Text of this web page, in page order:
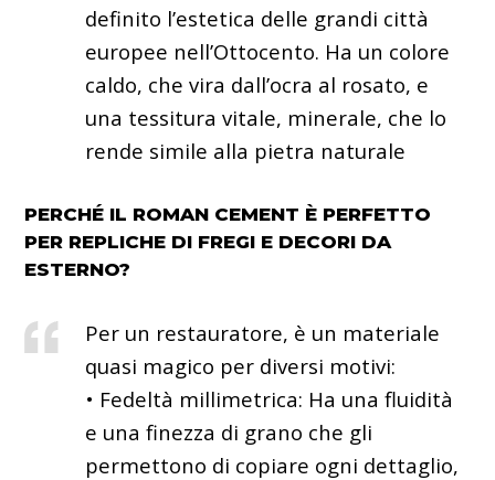
definito l’estetica delle grandi città
europee nell’Ottocento. Ha un colore
caldo, che vira dall’ocra al rosato, e
una tessitura vitale, minerale, che lo
rende simile alla pietra naturale
PERCHÉ IL ROMAN CEMENT È PERFETTO
PER REPLICHE DI FREGI E DECORI DA
ESTERNO?
Per un restauratore, è un materiale
quasi magico per diversi motivi:
• Fedeltà millimetrica: Ha una fluidità
e una finezza di grano che gli
permettono di copiare ogni dettaglio,